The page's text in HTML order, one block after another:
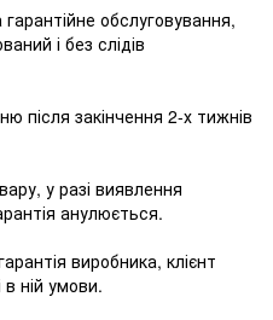
обслуговування,
і без слідів
після закінчення 2-х тижнів
у разі виявлення
анулюється.
виробника, клієнт
ній умови.